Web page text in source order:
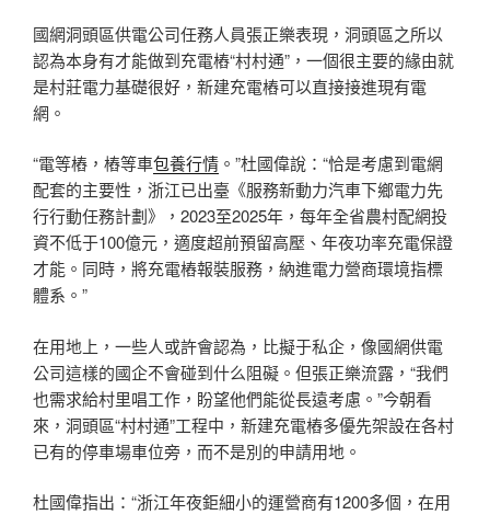
國網洞頭區供電公司任務人員張正樂表現，洞頭區之所以
認為本身有才能做到充電樁“村村通”，一個很主要的緣由就
是村莊電力基礎很好，新建充電樁可以直接接進現有電
網。
“電等樁，樁等車包養行情 。”杜國偉說：“恰是考慮到電網
配套的主要性，浙江已出臺《服務新動力汽車下鄉電力先
行行動任務計劃》，2023至2025年，每年全省農村配網投
資不低于100億元，適度超前預留高壓、年夜功率充電保證
才能。同時，將充電樁報裝服務，納進電力營商環境指標
體系。”
在用地上，一些人或許會認為，比擬于私企，像國網供電
公司這樣的國企不會碰到什么阻礙。但張正樂流露，“我們
也需求給村里唱工作，盼望他們能從長遠考慮。”今朝看
來，洞頭區“村村通”工程中，新建充電樁多優先架設在各村
已有的停車場車位旁，而不是別的申請用地。
杜國偉指出：“浙江年夜鉅細小的運營商有1200多個，在用